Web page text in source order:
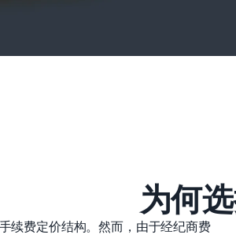
为何
续费定价结构。然而，由于经纪商费